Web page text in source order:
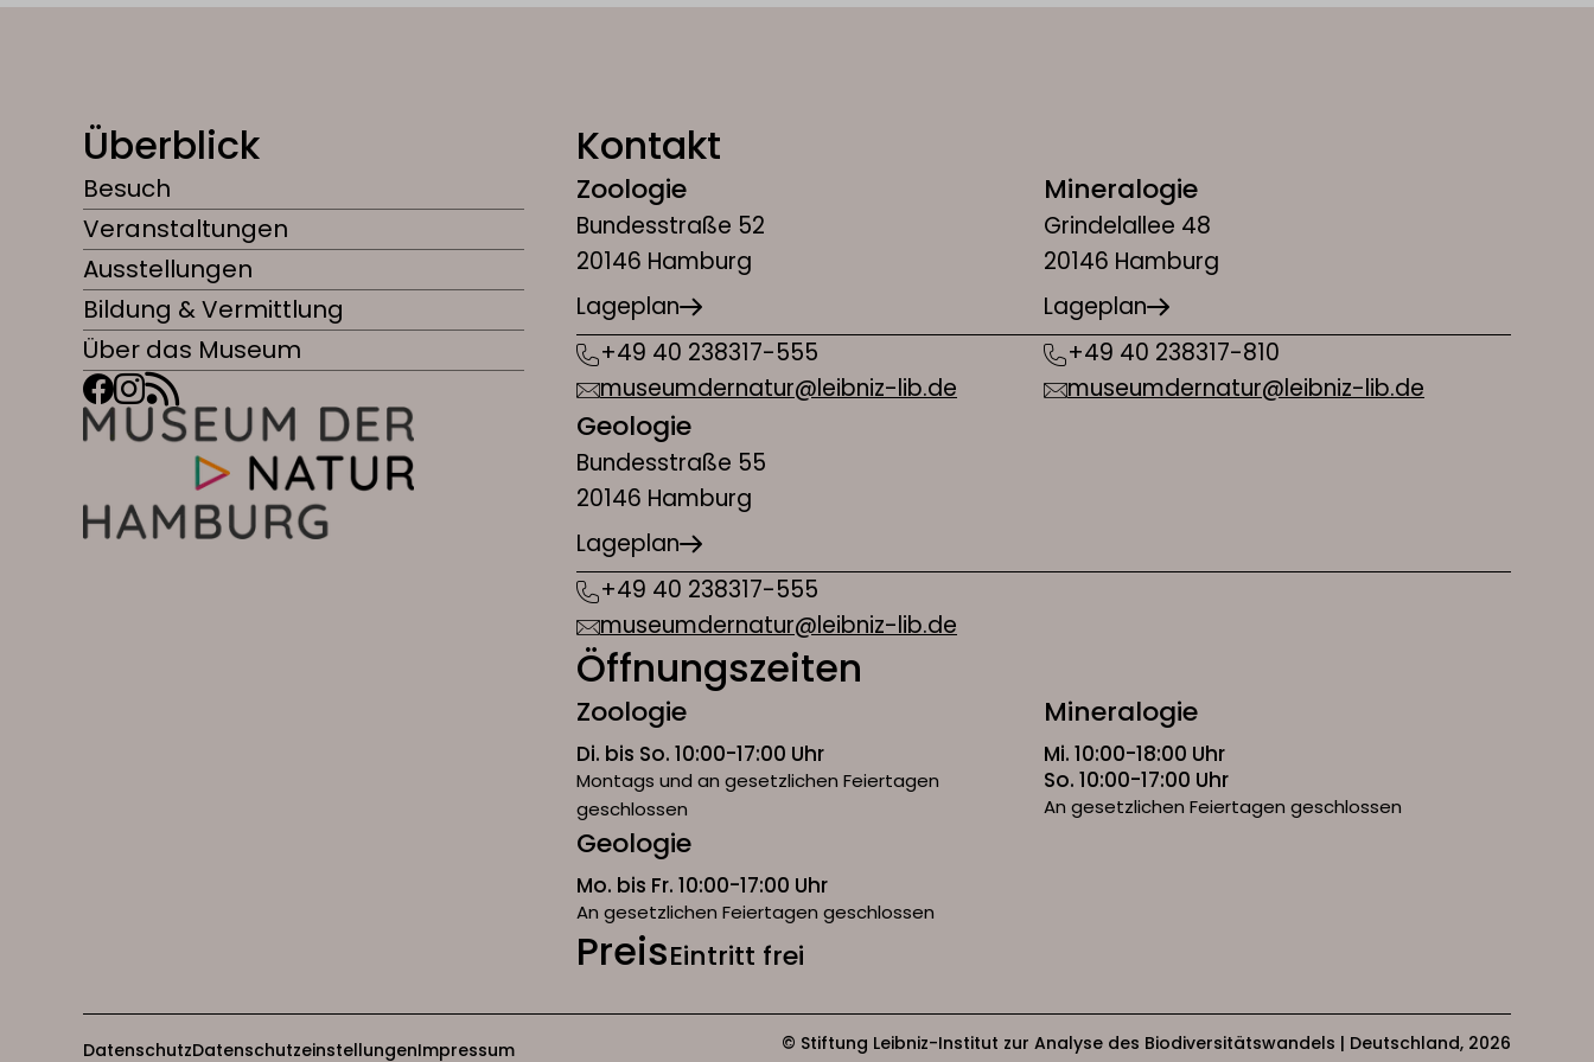
Überblick
Besuch
Veranstaltungen
Ausstellungen
Bildung & Vermittlung
Über das Museum
Kontakt
Zoologie
Bundesstraße 52
20146 Hamburg
Lageplan
+49 40 238317-555
museumdernatur@leibniz-lib.de
Mineralogie
Grindelallee 48
20146 Hamburg
Lageplan
+49 40 238317-810
museumdernatur@leibniz-lib.de
Geologie
Bundesstraße 55
20146 Hamburg
Lageplan
+49 40 238317-555
museumdernatur@leibniz-lib.de
Öffnungszeiten
Zoologie
Di. bis So. 10:00-17:00 Uhr
Montags und an gesetzlichen Feiertagen
geschlossen
Mineralogie
Mi. 10:00-18:00 Uhr
So. 10:00-17:00 Uhr
An gesetzlichen Feiertagen geschlossen
Geologie
Mo. bis Fr. 10:00-17:00 Uhr
An gesetzlichen Feiertagen geschlossen
PreisEintritt frei
DatenschutzDatenschutzeinstellungenImpressum © Stiftung Leibniz-Institut zur Analyse des Biodiversitätswandels | Deutschland, 2026